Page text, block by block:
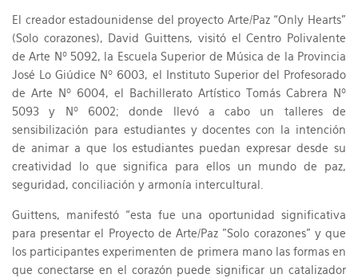
El creador estadounidense del proyecto Arte/Paz “Only Hearts”
(Solo corazones), David Guittens, visitó el Centro Polivalente
de Arte Nº 5092, la Escuela Superior de Música de la Provincia
José Lo Giúdice Nº 6003, el Instituto Superior del Profesorado
de Arte Nº 6004, el Bachillerato Artístico Tomás Cabrera Nº
5093 y Nº 6002; donde llevó a cabo un talleres de
sensibilización para estudiantes y docentes con la intención
de animar a que los estudiantes puedan expresar desde su
creatividad lo que significa para ellos un mundo de paz,
seguridad, conciliación y armonía intercultural.
Guittens, manifestó “esta fue una oportunidad significativa
para presentar el Proyecto de Arte/Paz "Solo corazones" y que
los participantes experimenten de primera mano las formas en
que conectarse en el corazón puede significar un catalizador